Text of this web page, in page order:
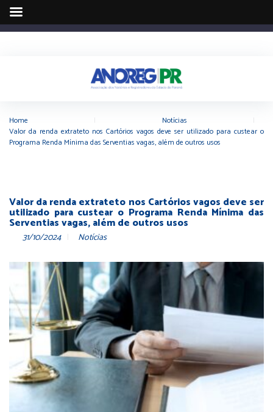
Home Notícias
Valor da renda extrateto nos Cartórios vagos deve ser utilizado para custear o
Programa Renda Mínima das Serventias vagas, além de outros usos
Valor da renda extrateto nos Cartórios vagos deve ser
utilizado para custear o Programa Renda Mínima das
Serventias vagas, além de outros usos
31/10/2024 Notícias